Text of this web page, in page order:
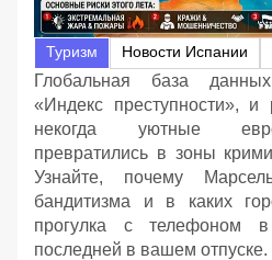
Туризм Новости Испании
Глобальная база
«Индекс преступности», и
некогда уютные
превратились в зоны
Узнайте, почему
бандитизма и в каких
прогулка с телефоном
последней в вашем отпуске.